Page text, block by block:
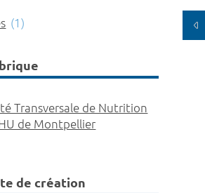
(1)
Transversale de Nutrition
de Montpellier
de création